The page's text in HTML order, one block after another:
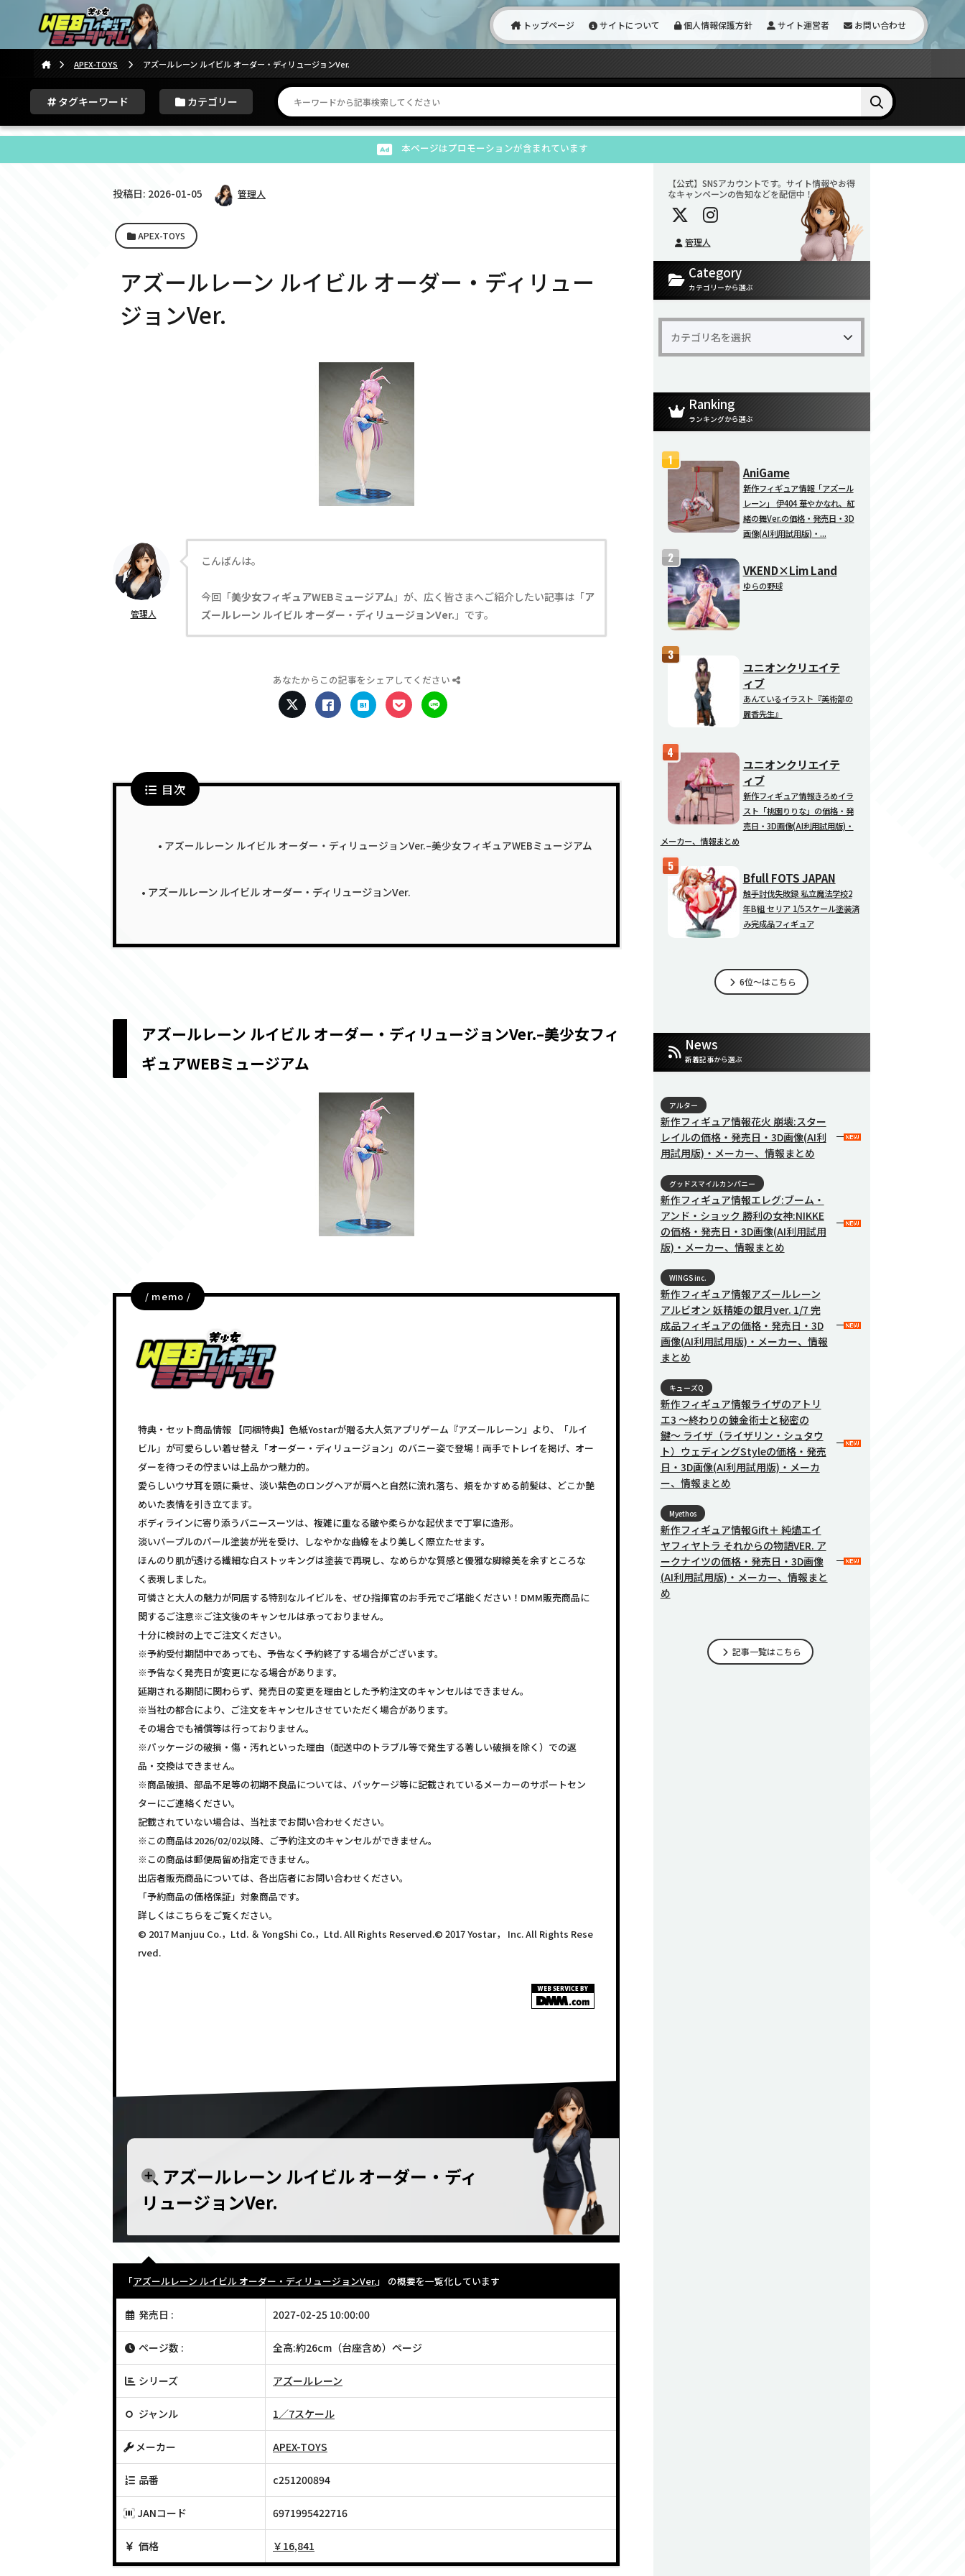
トップページ サイトについて 個人情報保護方針 サイト運営者 お問い合わせ
APEX-TOYS アズールレーン ルイビル オーダー・ディリュージョンVer.
タグキーワード カテゴリー
本ページはプロモーションが含まれています
投稿日: 2026-01-05 管理人
APEX-TOYS
アズールレーン ルイビル オーダー・ディリュー
ジョンVer.
管理人
こんばんは。
今回「美少女フィギュアWEBミュージアム 」が、広く皆さまへご紹介したい記事は「ア
ズールレーン ルイビル オーダー・ディリュージョンVer. 」です。
あなたからこの記事をシェアしてください
目次
アズールレーン ルイビル オーダー・ディリュージョンVer.–美少女フィギュアWEBミュージアム
アズールレーン ルイビル オーダー・ディリュージョンVer.
アズールレーン ルイビル オーダー・ディリュージョンVer.–美少女フィ
ギュアWEBミュージアム
/ memo /
特典・セット商品情報 【同梱特典】色紙Yostarが贈る大人気アプリゲーム『アズールレーン』より、「ルイ
ビル」が可愛らしい着せ替え「オーダー・ディリュージョン」のバニー姿で登場！両手でトレイを掲げ、オー
ダーを待つその佇まいは上品かつ魅力的。
愛らしいウサ耳を頭に乗せ、淡い紫色のロングヘアが肩へと自然に流れ落ち、頬をかすめる前髪は、どこか艶
めいた表情を引き立てます。
ボディラインに寄り添うバニースーツは、複雑に重なる皺や柔らかな起伏まで丁寧に造形。
淡いパープルのパール塗装が光を受け、しなやかな曲線をより美しく際立たせます。
ほんのり肌が透ける繊細な白ストッキングは塗装で再現し、なめらかな質感と優雅な脚線美を余すところな
く表現しました。
可憐さと大人の魅力が同居する特別なルイビルを、ぜひ指揮官のお手元でご堪能ください！DMM販売商品に
関するご注意※ご注文後のキャンセルは承っておりません。
十分に検討の上でご注文ください。
※予約受付期間中であっても、予告なく予約終了する場合がございます。
※予告なく発売日が変更になる場合があります。
延期される期間に関わらず、発売日の変更を理由とした予約注文のキャンセルはできません。
※当社の都合により、ご注文をキャンセルさせていただく場合があります。
その場合でも補償等は行っておりません。
※パッケージの破損・傷・汚れといった理由（配送中のトラブル等で発生する著しい破損を除く）での返
品・交換はできません。
※商品破損、部品不足等の初期不良品については、パッケージ等に記載されているメーカーのサポートセン
ターにご連絡ください。
記載されていない場合は、当社までお問い合わせください。
※この商品は2026/02/02以降、ご予約注文のキャンセルができません。
※この商品は郵便局留め指定できません。
出店者販売商品については、各出店者にお問い合わせください。
「予約商品の価格保証」対象商品です。
詳しくはこちらをご覧ください。
© 2017 Manjuu Co.，Ltd. ＆ YongShi Co.，Ltd. All Rights Reserved.© 2017 Yostar， Inc. All Rights Rese
rved.
アズールレーン ルイビル オーダー・ディ
リュージョンVer.
「アズールレーン ルイビル オーダー・ディリュージョンVer.」 の概要を一覧化しています
発売日 : 2027-02-25 10:00:00
ページ数 : 全高:約26cm（台座含め）ページ
シリーズ アズールレーン
ジャンル 1／7スケール
メーカー APEX-TOYS
品番 c251200894
JANコード 6971995422716
価格 ￥16,841
【公式】SNSアカウントです。サイト情報やお得
なキャンペーンの告知などを配信中！
管理人
Category
カテゴリーから選ぶ
Ranking
ランキングから選ぶ
AniGame
新作フィギュア情報「アズール
レーン」 伊404 華やかなれ、紅
緒の舞Ver.の価格・発売日・3D
画像(AI利用試用版)・...
VKEND×Lim Land
ゆらの野球
ユニオンクリエイテ
ィブ
あんているイラスト『美術部の
麗香先生』
ユニオンクリエイテ
ィブ
新作フィギュア情報きろめイラ
スト「桃園りりな」の価格・発
売日・3D画像(AI利用試用版)・
メーカー、情報まとめ
Bfull FOTS JAPAN
触手討伐失敗録 私立魔法学校2
年B組 セリア 1/5スケール塗装済
み完成品フィギュア
6位～はこちら
News
新着記事から選ぶ
アルター
新作フィギュア情報花火 崩壊:スター
レイルの価格・発売日・3D画像(AI利
用試用版)・メーカー、情報まとめ
グッドスマイルカンパニー
新作フィギュア情報エレグ:ブーム・
アンド・ショック 勝利の女神:NIKKE
の価格・発売日・3D画像(AI利用試用
版)・メーカー、情報まとめ
WINGS inc.
新作フィギュア情報アズールレーン
アルビオン 妖精姫の銀月ver. 1/7 完
成品フィギュアの価格・発売日・3D
画像(AI利用試用版)・メーカー、情報
まとめ
キューズQ
新作フィギュア情報ライザのアトリ
エ3 〜終わりの錬金術士と秘密の
鍵〜 ライザ（ライザリン・シュタウ
ト）ウェディングStyleの価格・発売
日・3D画像(AI利用試用版)・メーカ
ー、情報まとめ
Myethos
新作フィギュア情報Gift＋ 純燼エイ
ヤフィヤトラ それからの物語VER. ア
ークナイツの価格・発売日・3D画像
(AI利用試用版)・メーカー、情報まと
め
記事一覧はこちら